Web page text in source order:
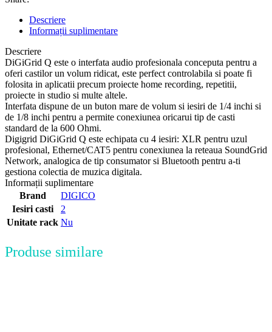
Descriere
Informații suplimentare
Descriere
DiGiGrid Q este o interfata audio profesionala conceputa pentru a
oferi castilor un volum ridicat, este perfect controlabila si poate fi
folosita in aplicatii precum proiecte home recording, repetitii,
proiecte in studio si multe altele.
Interfata dispune de un buton mare de volum si iesiri de 1/4 inchi si
de 1/8 inchi pentru a permite conexiunea oricarui tip de casti
standard de la 600 Ohmi.
Digigrid DiGiGrid Q este echipata cu 4 iesiri: XLR pentru uzul
profesional, Ethernet/CAT5 pentru conexiunea la reteaua SoundGrid
Network, analogica de tip consumator si Bluetooth pentru a-ti
gestiona colectia de muzica digitala.
Informații suplimentare
Brand
DIGICO
Iesiri casti
2
Unitate rack Nu
Produse similare